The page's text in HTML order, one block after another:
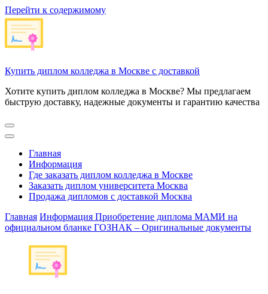
Перейти к содержимому
Купить диплом колледжа в Москве с доставкой
Хотите купить диплом колледжа в Москве? Мы предлагаем
быструю доставку, надежные документы и гарантию качества
Главная
Информация
Где заказать диплом колледжа в Москве
Заказать диплом университета Москва
Продажа дипломов с доставкой Москва
Главная Информация Приобретение диплома МАМИ на
официальном бланке ГОЗНАК – Оригинальные документы